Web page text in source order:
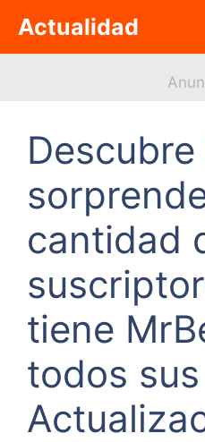
contenido
Actualidad
Descubre
cantidad
tiene
todos